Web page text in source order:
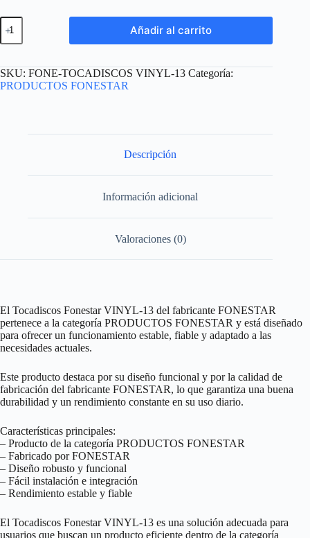
Tocadiscos
Fonestar
VINYL-
cantidad
Añadir al carrito
SKU: FONE-TOCADISCOS VINYL-13 Categoría:
PRODUCTOS FONESTAR
Descripción
Información adicional
Valoraciones (0)
El Tocadiscos Fonestar VINYL-13 del fabricante FONESTAR
pertenece a la categoría PRODUCTOS FONESTAR y está diseñado
para ofrecer un funcionamiento estable, fiable y adaptado a las
necesidades actuales.
Este producto destaca por su diseño funcional y por la calidad de
fabricación del fabricante FONESTAR, lo que garantiza una buena
durabilidad y un rendimiento constante en su uso diario.
Características principales:
– Producto de la categoría PRODUCTOS FONESTAR
– Fabricado por FONESTAR
– Diseño robusto y funcional
– Fácil instalación e integración
– Rendimiento estable y fiable
El Tocadiscos Fonestar VINYL-13 es una solución adecuada para
usuarios que buscan un producto eficiente dentro de la categoría